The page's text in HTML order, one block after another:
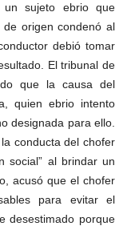
sujeto ebrio que
de origen condenó al
debió tomar
El tribunal de
que la causa del
quien ebrio intento
designada para ello.
conducta del chofer
social” al brindar un
acusó que el chofer
para evitar el
desestimado porque